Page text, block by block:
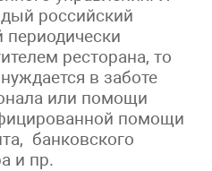
российский
ресторана, то
в заботе
или помощи
помощи
банковского
и пр.